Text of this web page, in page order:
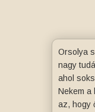
Orsolya
nagy
ahol
Nekem a
az, hogy